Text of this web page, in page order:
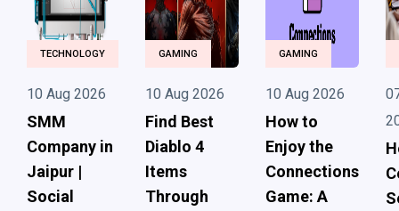
TECHNOLOGY
10 Aug 2026
SMM
Company in
Jaipur |
Social
GAMING
10 Aug 2026
Find Best
Diablo 4
Items
Through
GAMING
10 Aug 2026
How to
Enjoy the
Connections
Game: A